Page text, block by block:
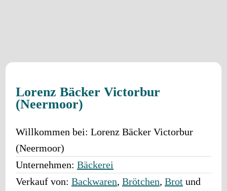
Lorenz Bäcker Victorbur
(Neermoor)
Willkommen bei: Lorenz Bäcker Victorbur
(Neermoor)
Unternehmen: Bäckerei
Verkauf von: Backwaren, Brötchen, Brot und